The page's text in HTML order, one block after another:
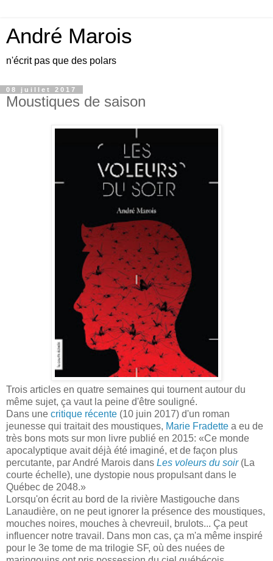
André Marois
n'écrit pas que des polars
08 juillet 2017
Moustiques de saison
Trois articles en quatre semaines qui tournent autour du
même sujet, ça vaut la peine d'être souligné.
Dans une critique récente (10 juin 2017) d'un roman
jeunesse qui traitait des moustiques, Marie Fradette a eu de
très bons mots sur mon livre publié en 2015: «Ce monde
apocalyptique avait déjà été imaginé, et de façon plus
percutante, par André Marois dans Les voleurs du soir (La
courte échelle), une dystopie nous propulsant dans le
Québec de 2048.»
Lorsqu'on écrit au bord de la rivière Mastigouche dans
Lanaudière, on ne peut ignorer la présence des moustiques,
mouches noires, mouches à chevreuil, brulots... Ça peut
influencer notre travail. Dans mon cas, ça m'a même inspiré
pour le 3e tome de ma trilogie SF, où des nuées de